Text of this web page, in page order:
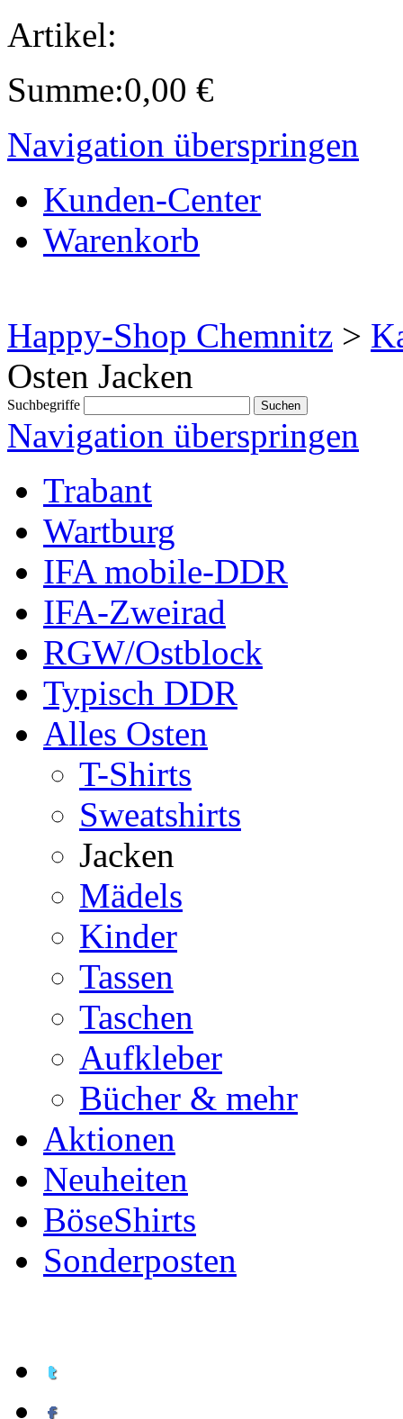
Artikel:
Summe:0,00 €
Navigation überspringen
Kunden-Center
Warenkorb
Happy-Shop Chemnitz >
Osten Jacken
Suchbegriffe
Navigation überspringen
Trabant
Wartburg
IFA mobile-DDR
IFA-Zweirad
RGW/Ostblock
Typisch DDR
Alles Osten
T-Shirts
Sweatshirts
Jacken
Mädels
Kinder
Tassen
Taschen
Aufkleber
Bücher & mehr
Aktionen
Neuheiten
BöseShirts
Sonderposten